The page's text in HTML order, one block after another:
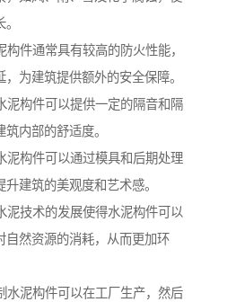
件通常具有较高的防火性能，
为建筑提供额外的安全保障。
构件可以提供一定的隔音和隔
内部的舒适度。
构件可以通过模具和后期处理
建筑的美观度和艺术感。
技术的发展使得水泥构件可以
自然资源的消耗，从而更加环
泥构件可以在工厂生产，然后